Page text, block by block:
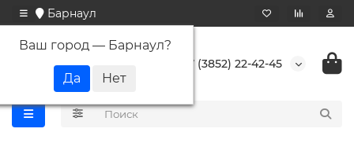
Барнаул
Ваш город — Барнаул?
+7 (3852) 22-42-45